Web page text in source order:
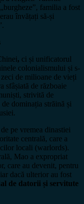
familia a fost
învățați să-și
, ci și unificatorul
colonialismului și s-
de milioane de vieți
sfâșiată de războaie
strivită de
dominația străină și
pe vremea dinastiei
centrală, care a
locali (warlords).
Mao a expropriat
care au devenit, pentru
dacă ulterior au fost
de datorii și servitute